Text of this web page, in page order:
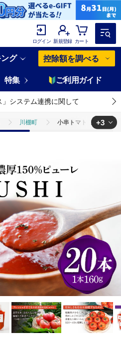
ログイン 新規登録 カート
グ 控除額を調べる
特集 ご利用ガイド
」システム連携に関して
川棚町 小串トマトの濃厚150
ほかの調味料
+3